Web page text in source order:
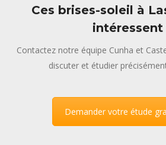
Ces brises-soleil à
intéressent
Contactez notre équipe Cunha et
discuter et étudier
Demander votre étude